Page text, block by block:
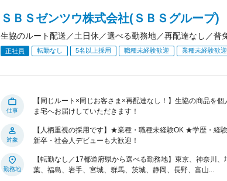
ＳＢＳゼンツウ株式会社(ＳＢＳグループ)
生協のルート配送／土日休／選べる勤務地／再配達なし／普
正社員 転勤なし 5名以上採用 職種未経験歓迎 業種未経験歓迎
仕事
【同じルート×同じお客さま×再配達なし！】生協の商品を個
ま宅へお届けしていただきます！
対象
【人柄重視の採用です】★業種・職種未経験OK ★学歴・経
新卒・社会人デビューも大歓迎！
勤務地
【転勤なし／17都道府県から選べる勤務地】東京、神奈川、
葉、福島、岩手、宮城、群馬、茨城、静岡、長野、富山...